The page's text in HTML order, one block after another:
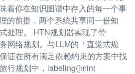
着你在知识图谱中存入的每一个事
的前提，两个系统共享同一份知
处理。 HTN规划器实现了带
网络规划。与LLM的「直觉式规
证在所有满足依赖约束的方案中找
行规划中，labeling([min(